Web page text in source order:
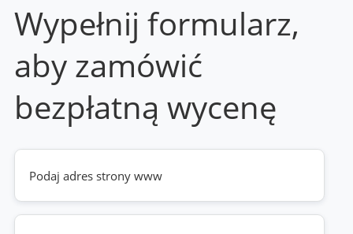
Wypełnij formularz,
aby zamówić
bezpłatną wycenę
Twoja
strona
www
(wymagane)
Telefon